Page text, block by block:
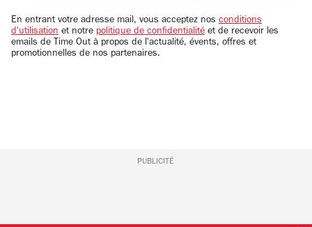
email
En entrant votre adresse mail, vous acceptez nos conditions
d'utilisation et notre politique de confidentialité et de recevoir les
emails de Time Out à propos de l'actualité, évents, offres et
promotionnelles de nos partenaires.
PUBLICITÉ